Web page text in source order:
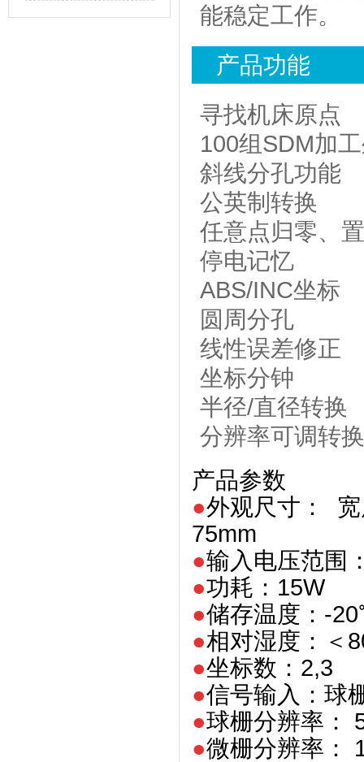
能稳定工作。
产品功能
寻找机床原点
100组SDM加
斜线分孔功能
公英制转换
任意点归零、
停电记忆
ABS/INC坐标
圆周分孔
线性误差修正
坐标分钟
半径/直径转换
分辨率可调转换
产品参数
●外观尺寸：
75mm
●输入电压范围
●功耗：15W
●储存温度：-
●相对湿度：＜
●坐标数：2,3
●信号输入：球
●球栅分辨率：
●微栅分辨率：